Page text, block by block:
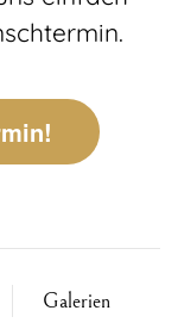
Galerien